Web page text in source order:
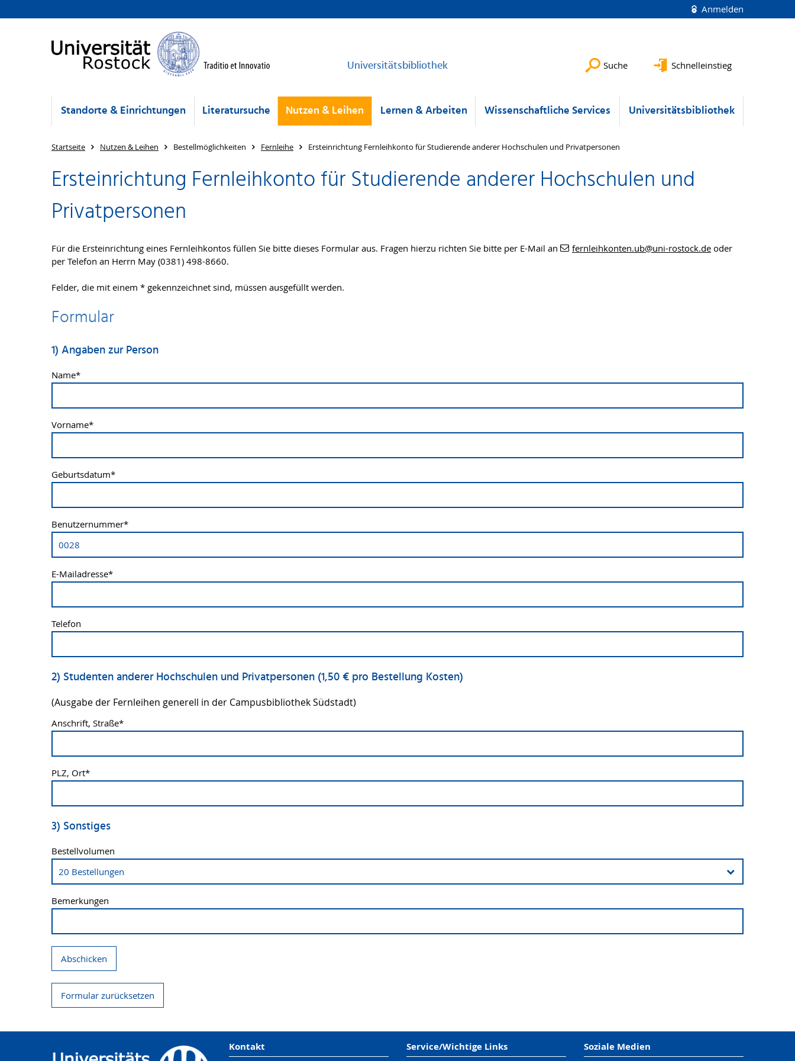
Anmelden
Universitätsbibliothek Suche Schnelleinstieg
Standorte & Einrichtungen Literatursuche Nutzen & Leihen Lernen & Arbeiten Wissenschaftliche Services Universitätsbibliothek
Startseite Nutzen & Leihen Bestellmöglichkeiten Fernleihe Ersteinrichtung Fernleihkonto für Studierende anderer Hochschulen und Privatpersonen
Ersteinrichtung Fernleihkonto für Studierende anderer Hochschulen und
Privatpersonen
Für die Ersteinrichtung eines Fernleihkontos füllen Sie bitte dieses Formular aus. Fragen hierzu richten Sie bitte per E-Mail an fernleihkonten.ub@uni-rostock.de oder
per Telefon an Herrn May (0381) 498-8660.
Felder, die mit einem * gekennzeichnet sind, müssen ausgefüllt werden.
Formular
1) Angaben zur Person
Name*
Vorname*
Geburtsdatum*
Benutzernummer*
E-Mailadresse*
Telefon
2) Studenten anderer Hochschulen und Privatpersonen (1,50 € pro Bestellung Kosten)
(Ausgabe der Fernleihen generell in der Campusbibliothek Südstadt)
Anschrift, Straße*
PLZ, Ort*
3) Sonstiges
Bestellvolumen
Bemerkungen
Abschicken
Formular zurücksetzen
Kontakt Service/Wichtige Links Soziale Medien